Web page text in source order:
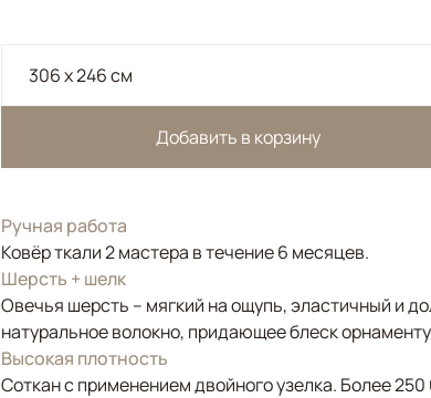
306 x 246 см
Добавить в корзину
Ручная работа
Ковёр ткали 2 мастера в течение 6 месяцев.
Шерсть + шелк
Овечья шерсть – мягкий на ощупь, эластичный и
натуральное волокно, придающее блеск
Высокая плотность
Соткан с применением двойного узелка. Более